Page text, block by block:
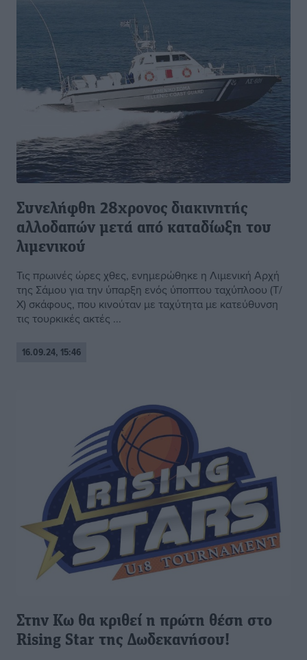
Συνελήφθη 28χρονος διακινητής
αλλοδαπών μετά από καταδίωξη του
λιμενικού
Τις πρωινές ώρες χθες, ενημερώθηκε η Λιμενική Αρχή
της Σάμου για την ύπαρξη ενός ύποπτου ταχύπλοου (Τ/
Χ) σκάφους, που κινούταν με ταχύτητα με κατεύθυνση
τις τουρκικές ακτές ...
16.09.24, 15:46
Στην Κω θα κριθεί η πρώτη θέση στο
Rising Star της Δωδεκανήσου!